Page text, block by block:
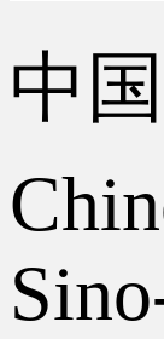
中